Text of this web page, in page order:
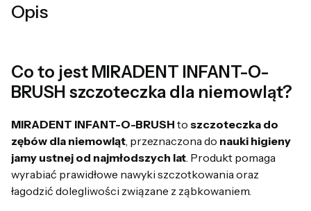
Opis
Co to jest MIRADENT INFANT-O-
BRUSH szczoteczka dla niemowląt?
MIRADENT INFANT-O-BRUSH to szczoteczka do
zębów dla niemowląt, przeznaczona do nauki higieny
jamy ustnej od najmłodszych lat. Produkt pomaga
wyrabiać prawidłowe nawyki szczotkowania oraz
łagodzić dolegliwości związane z ząbkowaniem.